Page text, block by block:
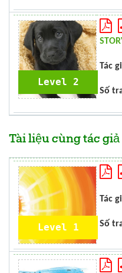
Level 2
Tác
Số
Tài liệu cùng tác giả
Level 1
Tác
Số